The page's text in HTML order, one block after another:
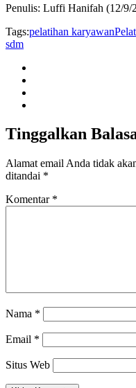
Penulis: Luffi Hanifah (12/9/
Tags:pelatihan karyawan
sdm
Tinggalkan
Alamat email Anda tidak
ditandai *
Komentar *
Nama *
Email *
Situs Web